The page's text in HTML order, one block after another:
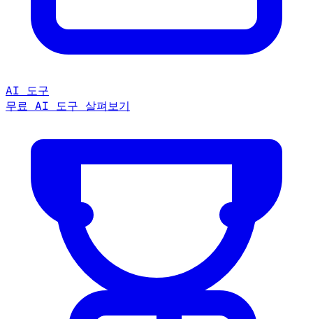
AI 도구
무료 AI 도구 살펴보기